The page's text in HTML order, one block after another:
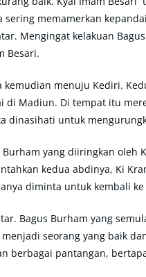
sering memamerkan
Mengingat kelakuan
Besari.
kemudian menuju Kediri.
di Madiun. Di tempat itu
dinasihati untuk
yang diiringkan oleh
kedua abdinya, Ki
diminta untuk kembali
Bagus Burham yang
seorang yang baik
berbagai pantangan,